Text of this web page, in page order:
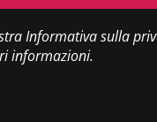
Informativa sulla
informazioni.